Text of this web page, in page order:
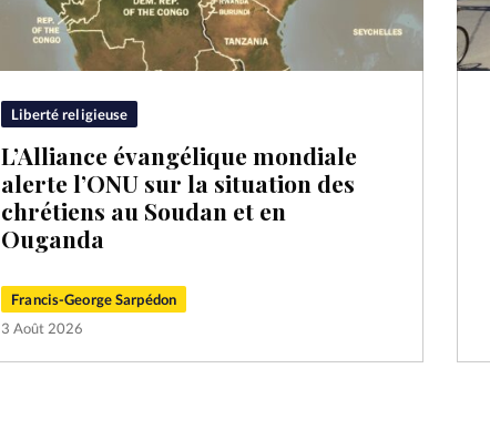
Liberté religieuse
L’Alliance évangélique mondiale
alerte l’ONU sur la situation des
chrétiens au Soudan et en
Ouganda
Francis-George Sarpédon
3 Août 2026